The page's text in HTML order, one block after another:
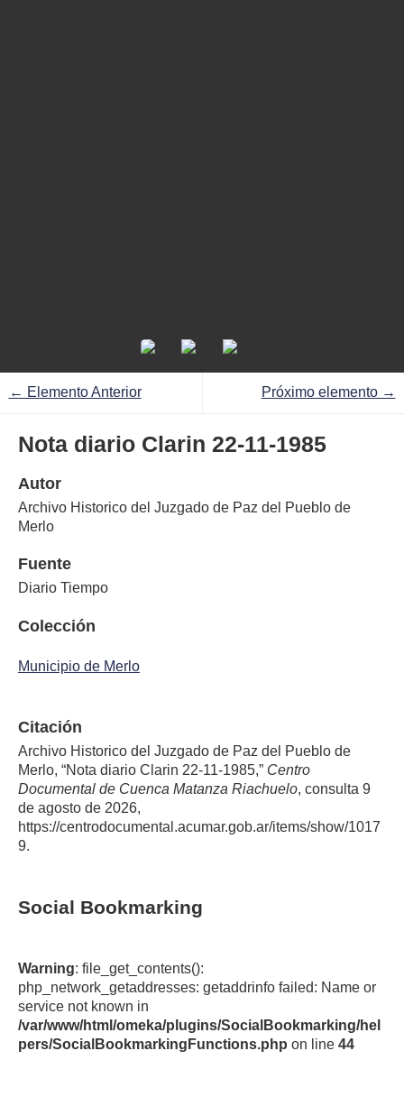
← Elemento Anterior Próximo elemento →
Nota diario Clarin 22-11-1985
Autor
Archivo Historico del Juzgado de Paz del Pueblo de
Merlo
Fuente
Diario Tiempo
Colección
Municipio de Merlo
Citación
Archivo Historico del Juzgado de Paz del Pueblo de
Merlo, “Nota diario Clarin 22-11-1985,” Centro
Documental de Cuenca Matanza Riachuelo, consulta 9
de agosto de 2026,
https://centrodocumental.acumar.gob.ar/items/show/1017
9.
Social Bookmarking
Warning: file_get_contents():
php_network_getaddresses: getaddrinfo failed: Name or
service not known in
/var/www/html/omeka/plugins/SocialBookmarking/hel
pers/SocialBookmarkingFunctions.php on line 44